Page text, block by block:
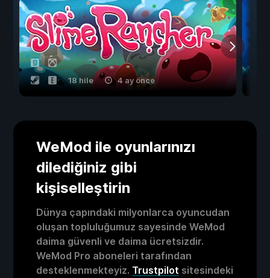
18 hile 4 ay önce
WeMod ile oyunlarınızı
dilediğiniz gibi
kişiselleştirin
Dünya çapındaki milyonlarca oyuncudan
oluşan topluluğumuz sayesinde WeMod
daima güvenli ve daima ücretsizdir.
WeMod Pro aboneleri tarafından
desteklenmekteyiz. Trustpilot sitesindeki